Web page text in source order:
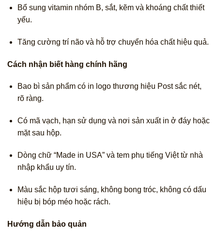
Bổ sung vitamin nhóm B, sắt, kẽm và khoáng chất thiết
yếu.
Tăng cường trí não và hỗ trợ chuyển hóa chất hiệu quả.
Cách nhận biết hàng chính hãng
Bao bì sản phẩm có in logo thương hiệu Post sắc nét,
rõ ràng.
Có mã vạch, hạn sử dụng và nơi sản xuất in ở đáy hoặc
mặt sau hộp.
Dòng chữ “Made in USA” và tem phụ tiếng Việt từ nhà
nhập khẩu uy tín.
Màu sắc hộp tươi sáng, không bong tróc, không có dấu
hiệu bị bóp méo hoặc rách.
Hướng dẫn bảo quản